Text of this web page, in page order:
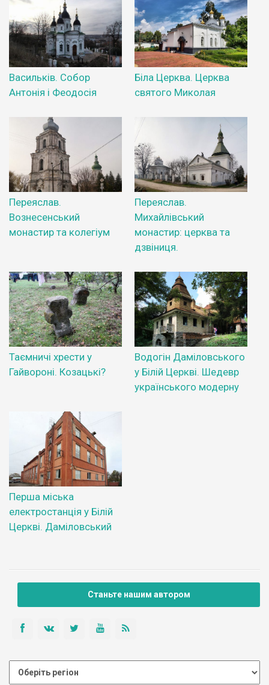
Васильків. Собор
Антонія і Феодосія
Біла Церква. Церква
святого Миколая
Переяслав.
Вознесенський
монастир та колегіум
Переяслав.
Михайлівський
монастир: церква та
дзвіниця.
Таємничі хрести у
Гайвороні. Козацькі?
Водогін Даміловського
у Білій Церкві. Шедевр
українського модерну
Перша міська
електростанція у Білій
Церкві. Даміловський
Станьте нашим автором